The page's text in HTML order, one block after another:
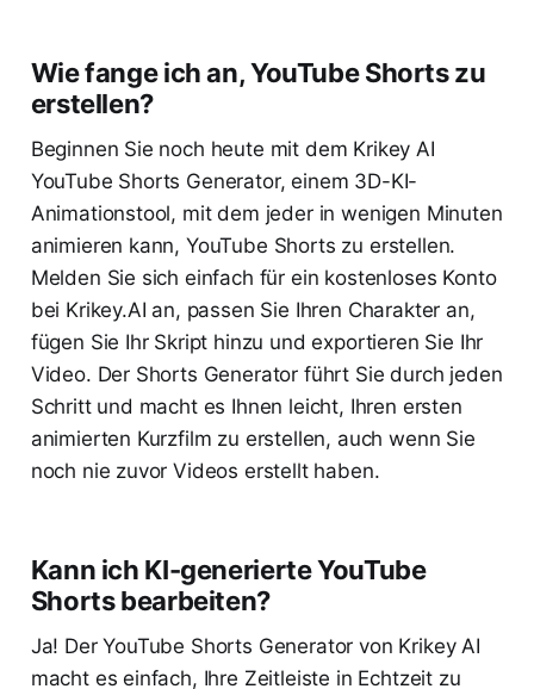
Wie fange ich an, YouTube Shorts zu
erstellen?
Beginnen Sie noch heute mit dem Krikey AI
YouTube Shorts Generator, einem 3D-KI-
Animationstool, mit dem jeder in wenigen Minuten
animieren kann, YouTube Shorts zu erstellen.
Melden Sie sich einfach für ein kostenloses Konto
bei Krikey.AI an, passen Sie Ihren Charakter an,
fügen Sie Ihr Skript hinzu und exportieren Sie Ihr
Video. Der Shorts Generator führt Sie durch jeden
Schritt und macht es Ihnen leicht, Ihren ersten
animierten Kurzfilm zu erstellen, auch wenn Sie
noch nie zuvor Videos erstellt haben.
Kann ich KI-generierte YouTube
Shorts bearbeiten?
Ja! Der YouTube Shorts Generator von Krikey AI
macht es einfach, Ihre Zeitleiste in Echtzeit zu